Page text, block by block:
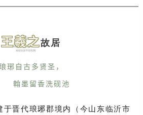
王羲之故居
琊自古多贤圣，
墨留香洗砚池
于晋代琅琊郡境内（今山东临沂市